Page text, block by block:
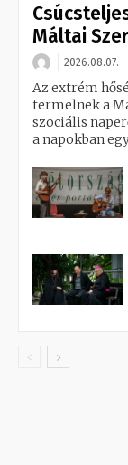
Máltai
2026.08.07.
Az extrém
termelnek a
szociális
a napokban